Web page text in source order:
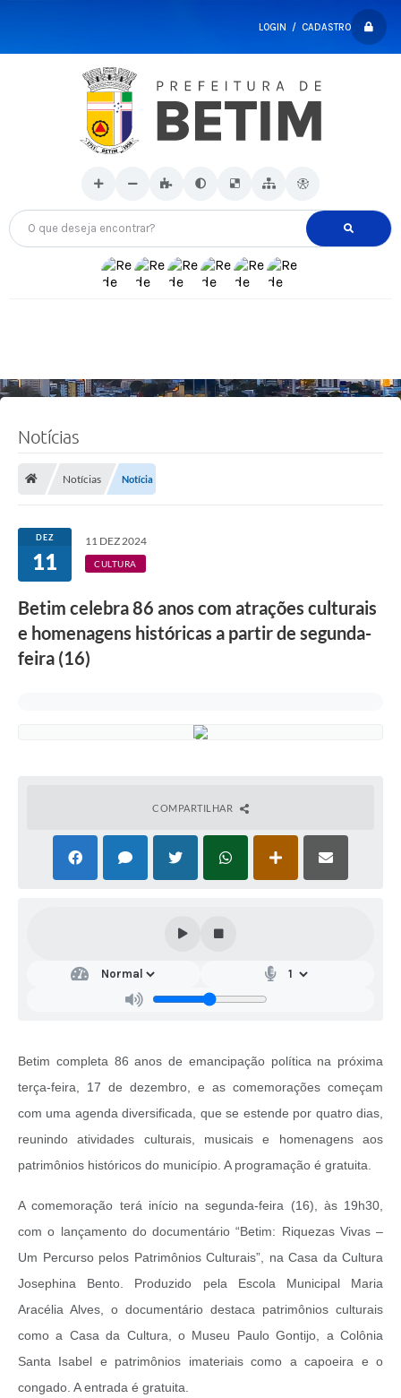
LOGIN / CADASTRO
O que deseja encontrar?
Notícias
Notícias Notícia
DEZ
11
11 DEZ 2024
CULTURA
Betim celebra 86 anos com atrações culturais
e homenagens históricas a partir de segunda-
feira (16)
COMPARTILHAR
Betim completa 86 anos de emancipação política na próxima
terça-feira, 17 de dezembro, e as comemorações começam
com uma agenda diversificada, que se estende por quatro dias,
reunindo atividades culturais, musicais e homenagens aos
patrimônios históricos do município. A programação é gratuita.
A comemoração terá início na segunda-feira (16), às 19h30,
com o lançamento do documentário “Betim: Riquezas Vivas –
Um Percurso pelos Patrimônios Culturais”, na Casa da Cultura
Josephina Bento. Produzido pela Escola Municipal Maria
Aracélia Alves, o documentário destaca patrimônios culturais
como a Casa da Cultura, o Museu Paulo Gontijo, a Colônia
Santa Isabel e patrimônios imateriais como a capoeira e o
congado. A entrada é gratuita.